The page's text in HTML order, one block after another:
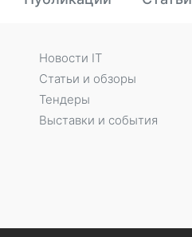
Новости IT
Статьи и обзоры
Тендеры
Выставки и события